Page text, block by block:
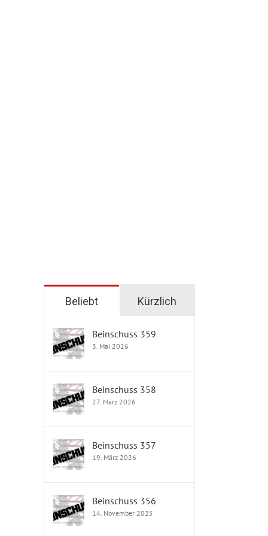
Beliebt Kürzlich
Beinschuss 359
3. Mai 2026
Beinschuss 358
27. März 2026
Beinschuss 357
19. März 2026
Beinschuss 356
14. November 2025